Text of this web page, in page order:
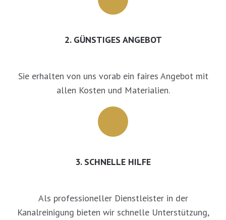
2. GÜNSTIGES ANGEBOT
Sie erhalten von uns vorab ein faires Angebot mit
allen Kosten und Materialien.
3. SCHNELLE HILFE
Als professioneller Dienstleister in der
Kanalreinigung bieten wir schnelle Unterstützung,